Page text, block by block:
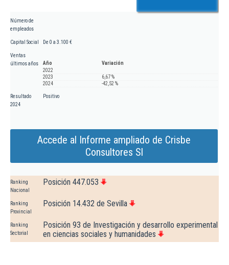
Número de
empleados
Capital Social De 0 a 3.100 €
Ventas
últimos años
Año
Variación
2022
2023
6,67 %
2024
-42,52 %
Resultado
2024
Positivo
Accede al Informe ampliado de Crisbe
Consultores Sl
Ranking
Nacional
Posición 447.053
Ranking
Provincial
Posición 14.432 de Sevilla
Ranking
Sectorial
Posición 93 de Investigación y desarrollo experimental
en ciencias sociales y humanidades